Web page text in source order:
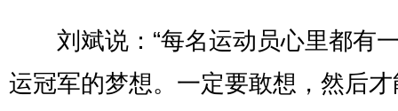
刘斌说：“每名运动员心里都有
运冠军的梦想。一定要敢想，然后